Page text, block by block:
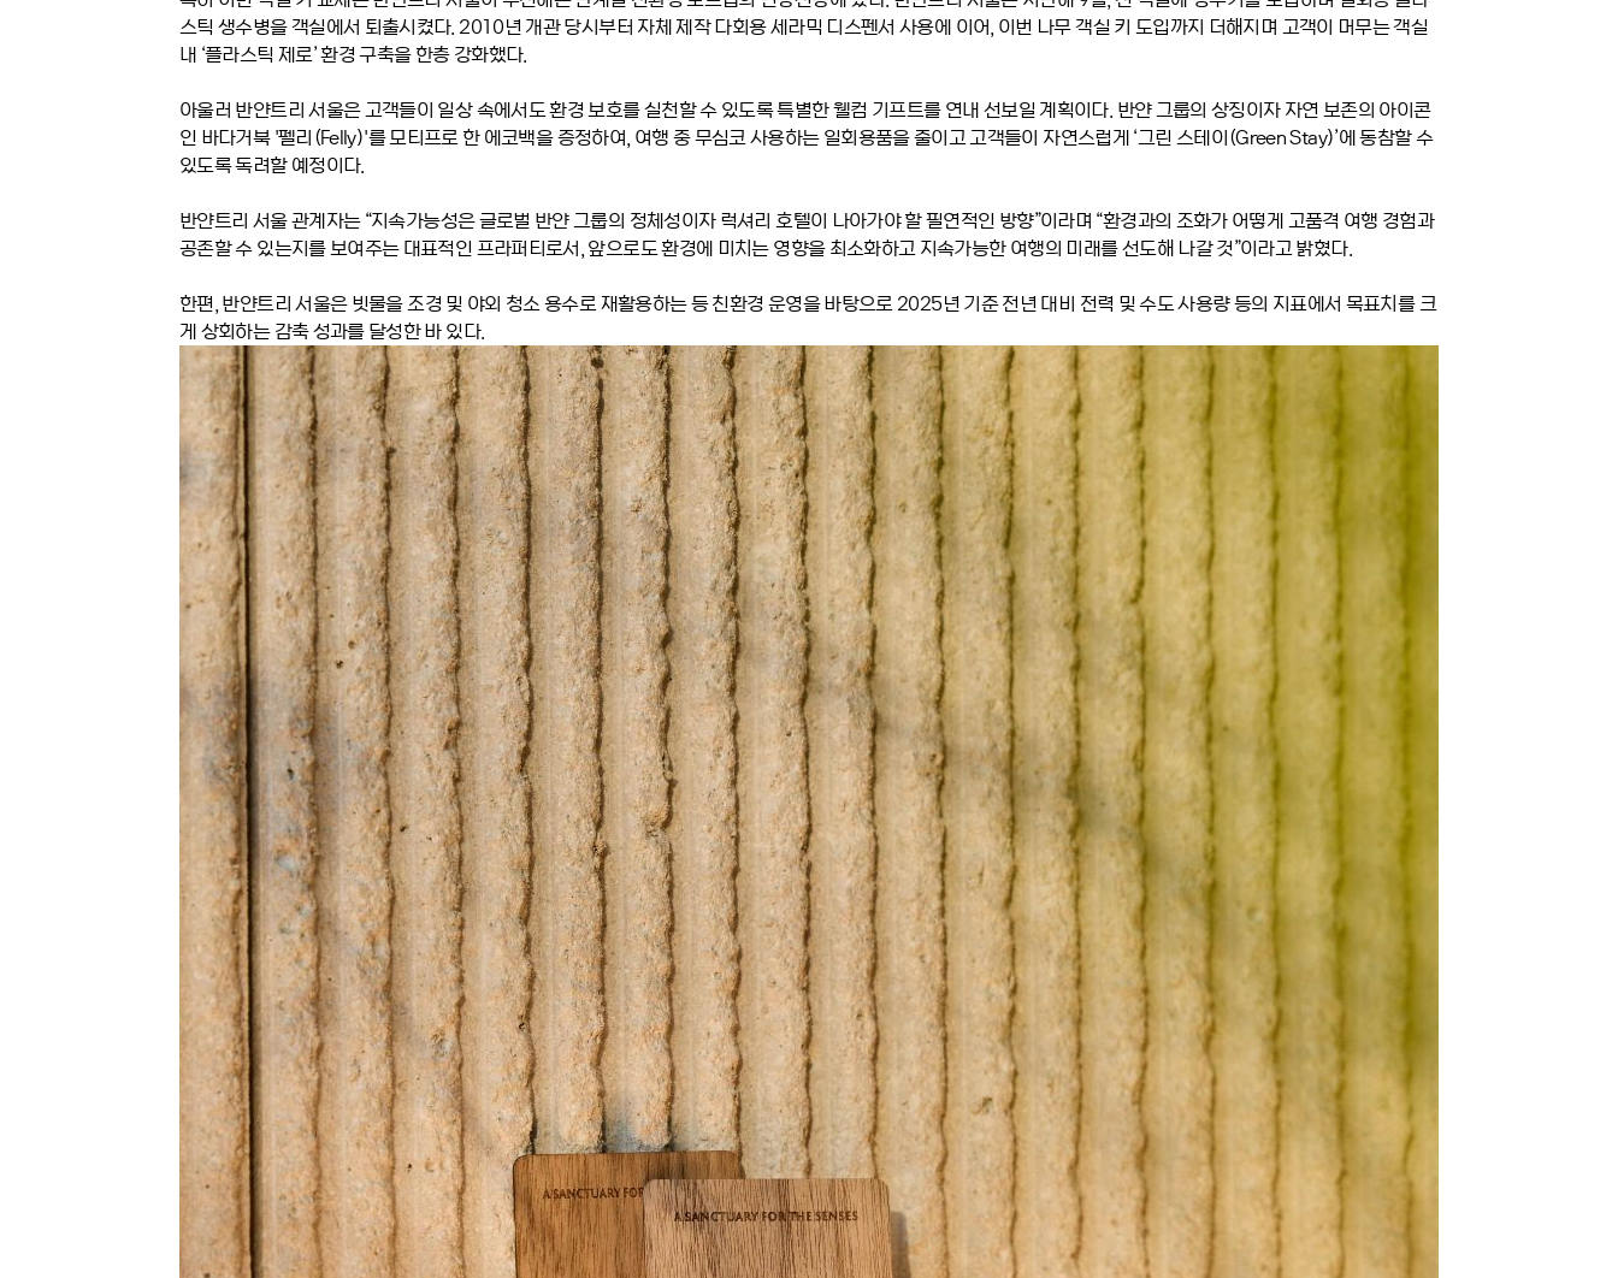
스틱 생수병을 객실에서 퇴출시켰다. 2010년 개관 당시부터 자체 제작 다회용 세라믹 디스펜서 사용에 이어 이번 나무 객실 키 도입까지 더해지며 고객이 머무는 객실
내 ‘플라스틱 제로’ 환경 구축을 한층 강화했다.
아울러 반얀트리 서울은 고객들이 일상 속에서도 환경 보호를 실천할 수 있도록 특별한 웰컴 기프트를 연내 선보일 계획이다. 반얀 그룹의 상징이자 자연 보존의 아이콘
인 바다거북'펠리(Felly)'를 모티프로 한 에코백을 증정하여 여행 중 무심코 사용하는 일회용품을 줄이고 고객들이 자연스럽게‘그린 스테이(Green Stay)’에 동참할 수
있도록 독려할 예정이다.
반얀트리 서울 관계자는“지속가능성은 글로벌 반얀 그룹의 정체성이자 럭셔리 호텔이 나아가야 할 필연적인 방향”이라며 “환경과의 조화가 어떻게 고품격 여행 경험과
공존할 수 있는지를 보여주는 대표적인 프라퍼티로서 앞으로도 환경에 미치는 영향을 최소화하고 지속가능한 여행의 미래를 선도해 나갈 것”이라고 밝혔다.
한편 반얀트리 서울은 빗물을 조경 및 야외 청소 용수로 재활용하는 등 친환경 운영을 바탕으로 2025년 기준 전년 대비 전력 및 수도 사용량 등의 지표에서 목표치를 크
게 상회하는 감축 성과를 달성한 바 있다.